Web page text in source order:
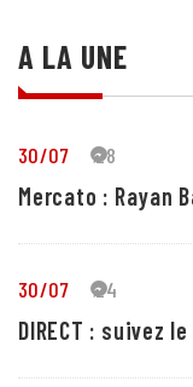
A LA UNE
30/07 28
Mercato : Rayan
30/07 24
DIRECT : suivez